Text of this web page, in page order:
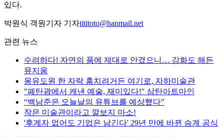
있다.
박원식 객원기자 기자tititoto@hanmail.net
관련 뉴스
수려하다! 자연의 품에 제대로 안겼으니… 강화도 해든
뮤지움
몽유도원 한 자락 훔치려거든 여기로, 자하미술관
"폐탄광에서 캐낸 예술, 재미있다!" 삼탄아트마인
“백남준은 오늘날의 유튜브를 예상했다”
작은 미술관이라고 깔보지 마소!
'후계자 없어도 기업은 남긴다' 29년 만에 바뀐 승계 공식